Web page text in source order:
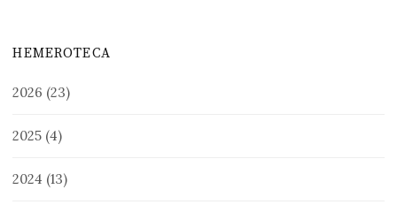
HEMEROTECA
2026 (23)
2025 (4)
2024 (13)